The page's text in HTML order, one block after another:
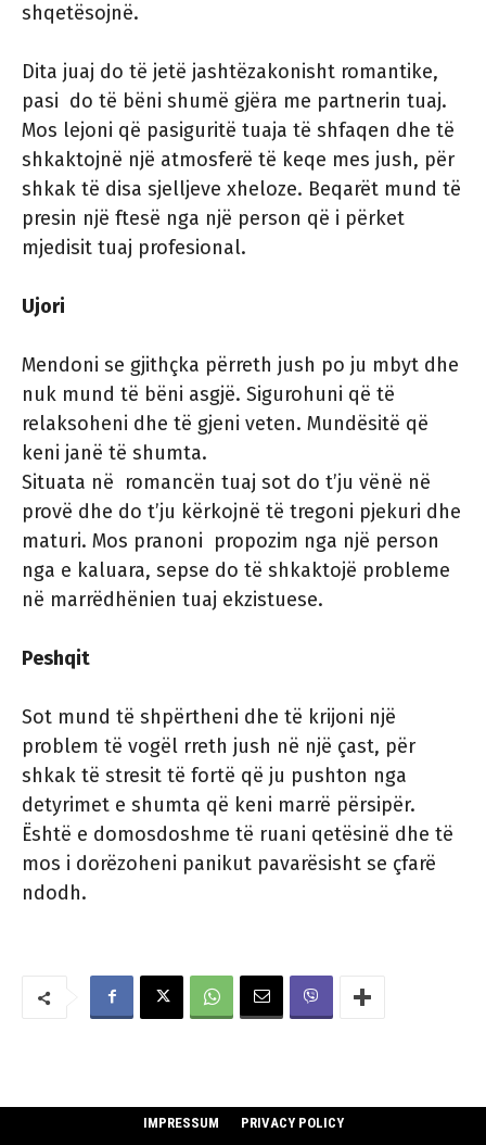
shqetësojnë.
Dita juaj do të jetë jashtëzakonisht romantike,
pasi do të bëni shumë gjëra me partnerin tuaj.
Mos lejoni që pasiguritë tuaja të shfaqen dhe të
shkaktojnë një atmosferë të keqe mes jush, për
shkak të disa sjelljeve xheloze. Beqarët mund të
presin një ftesë nga një person që i përket
mjedisit tuaj profesional.
Ujori
Mendoni se gjithçka përreth jush po ju mbyt dhe
nuk mund të bëni asgjë. Sigurohuni që të
relaksoheni dhe të gjeni veten. Mundësitë që
keni janë të shumta.
Situata në romancën tuaj sot do t’ju ​​vënë në
provë dhe do t’ju ​​kërkojnë të tregoni pjekuri dhe
maturi. Mos pranoni propozim nga një person
nga e kaluara, sepse do të shkaktojë probleme
në marrëdhënien tuaj ekzistuese.
Peshqit
Sot mund të shpërtheni dhe të krijoni një
problem të vogël rreth jush në një çast, për
shkak të stresit të fortë që ju pushton nga
detyrimet e shumta që keni marrë përsipër.
Është e domosdoshme të ruani qetësinë dhe të
mos i dorëzoheni panikut pavarësisht se çfarë
ndodh.
IMPRESSUM
PRIVACY POLICY